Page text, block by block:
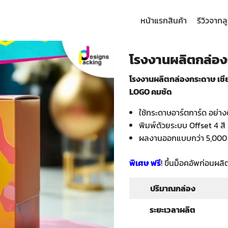
หน้าแรกสินค้า รีวิวจาก
โรงงานผลิตกล่อ
โรงงานผลิตกล่องกระดาษ เ
LOGO คมชัด
ใช้กระดาษอาร์ตการ์ด อย่า
พิมพ์ด้วยระบบ Offset 4
ผลงานออกแบบกว่า
พิเศษ ฟรี! ขึ้นม็อคอัพก่อนผลิ
ปริมาณกล่อง
ระยะเวลาผลิต